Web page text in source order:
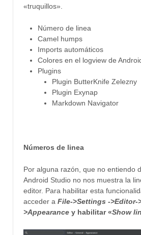
«truquillos».
Número de linea
Camel humps
Imports automáticos
Colores en el logview de
Plugins
Plugin ButterKnife Zelezny
Plugin Exynap
Markdown Navigator
Números de linea
Por alguna razón, que no entiendo
Android Studio no nos muestra la
editor. Para habilitar esta
acceder a File->Settings ->Editor-
>Appearance y habilitar «Show